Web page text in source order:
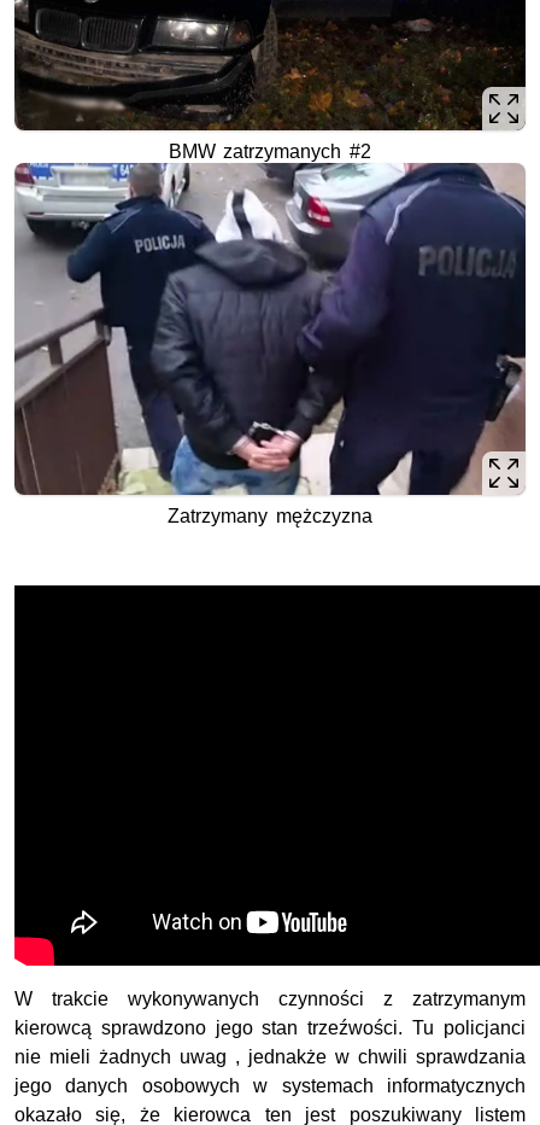
BMW zatrzymanych #2
Zatrzymany mężczyzna
W trakcie wykonywanych czynności z zatrzymanym
kierowcą sprawdzono jego stan trzeźwości. Tu policjanci
nie mieli żadnych uwag , jednakże w chwili sprawdzania
jego danych osobowych w systemach informatycznych
okazało się, że kierowca ten jest poszukiwany listem